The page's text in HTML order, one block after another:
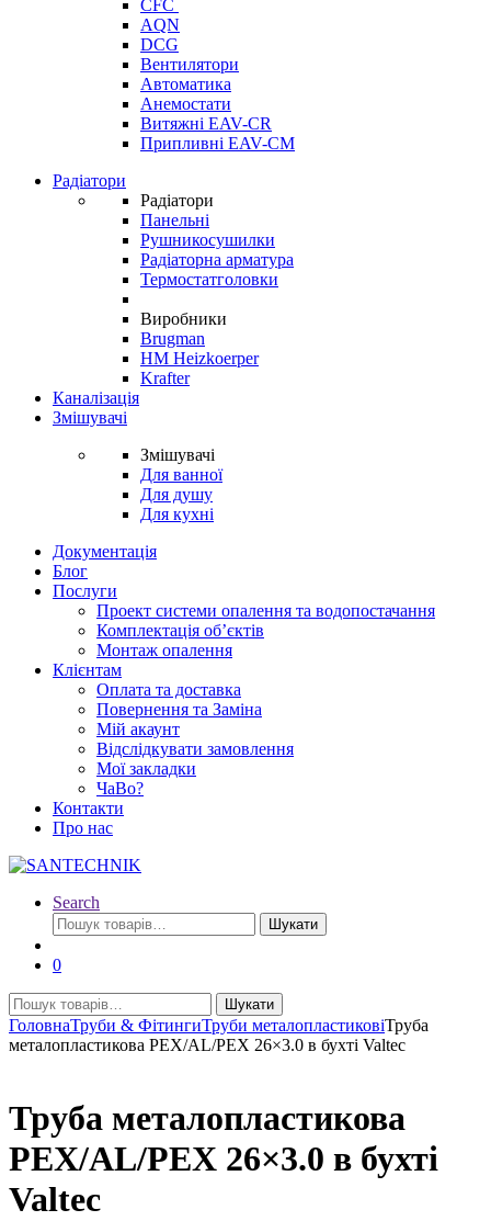
CFC
AQN
DCG
Вентилятори
Автоматика
Анемостати
Витяжні EAV-CR
Припливні EAV-CM
Радіатори
Радіатори
Панельні
Рушникосушилки
Радіаторна арматура
Термостатголовки
Виробники
Brugman
HM Heizkoerper
Krafter
Каналізація
Змішувачі
Змішувачі
Для ванної
Для душу
Для кухні
Документація
Блог
Послуги
Проект системи опалення та водопостачання
Комплектація об’єктів
Монтаж опалення
Клієнтам
Оплата та доставка
Повернення та Заміна
Мій акаунт
Відслідкувати замовлення
Мої закладки
ЧаВо?
Контакти
Про нас
Search
Шукати:
Шукати
0
Шукати:
Шукати
ГоловнаТруби & ФітингиТруби металопластиковіТруба
металопластикова PEX/AL/PEX 26×3.0 в бухті Valtec
Труба металопластикова
PEX/AL/PEX 26×3.0 в бухті
Valtec